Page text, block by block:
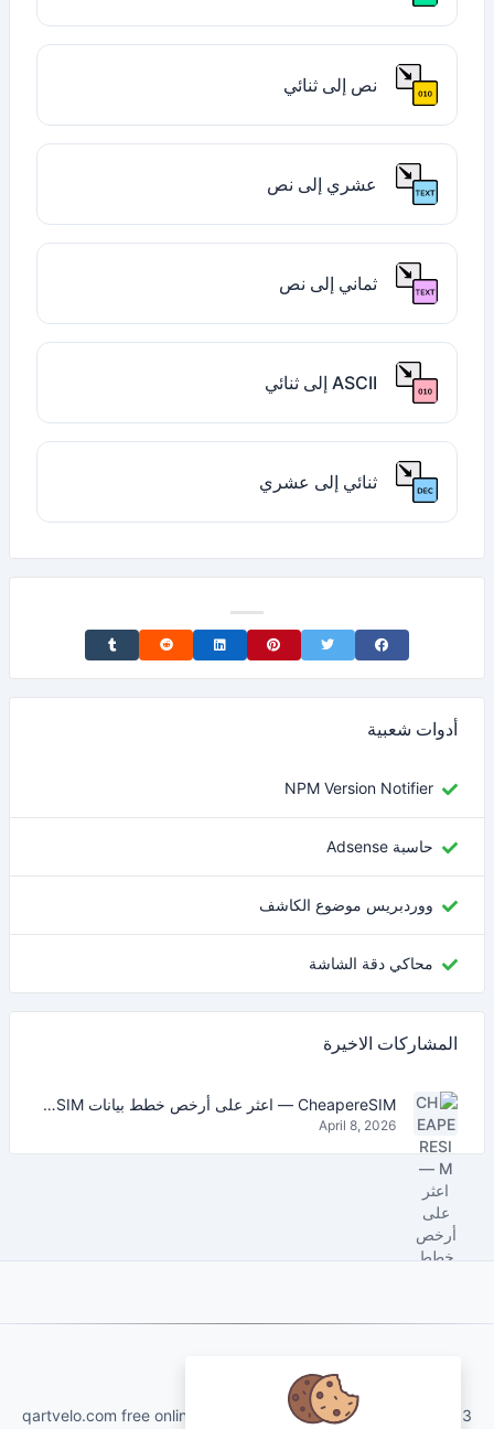
نص إلى ثنائي
عشري إلى نص
ثماني إلى نص
ASCII إلى ثنائي
ثنائي إلى عشري
Share on Facebook
Share on Twitter
Share on Pinterest
Share on LinkedIn
Share on Reddit
Share on Tumblr
أدوات شعبية
NPM Version Notifier
حاسبة Adsense
ووردبريس موضوع الكاشف
محاكي دقة الشاشة
المشاركات الاخيرة
CheapereSIM — اعثر على أرخص خطط بيانات eSIM للسفر في 2026
April 8, 2026
qartvelo.com free online tools and services made by KAKHA13